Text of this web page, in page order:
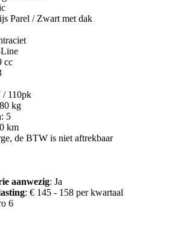
Parel / Zwart met dak
cc
/ 110pk
kg
: 5
km
de BTW is niet aftrekbaar
aanwezig: Ja
: € 145 - 158 per kwartaal
6